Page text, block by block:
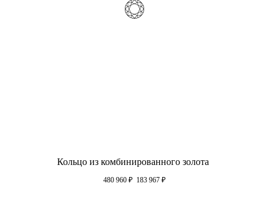
Кольцо из комбинированного золота
480 960 ₽ 183 967 ₽